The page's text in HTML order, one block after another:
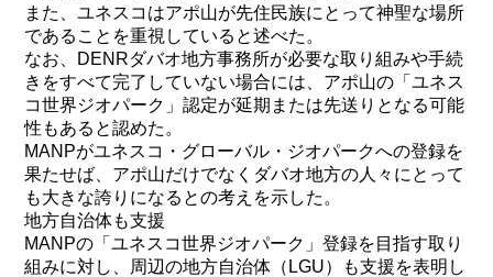
また、ユネスコはアポ山が先住民族にとって神聖な場所
であることを重視していると述べた。
なお、DENRダバオ地方事務所が必要な取り組みや手続
きをすべて完了していない場合には、アポ山の「ユネス
コ世界ジオパーク」認定が延期または先送りとなる可能
性もあると認めた。
MANPがユネスコ・グローバル・ジオパークへの登録を
果たせば、アポ山だけでなくダバオ地方の人々にとって
も大きな誇りになるとの考えを示した。
地方自治体も支援
MANPの「ユネスコ世界ジオパーク」登録を目指す取り
組みに対し、周辺の地方自治体（LGU）も支援を表明し